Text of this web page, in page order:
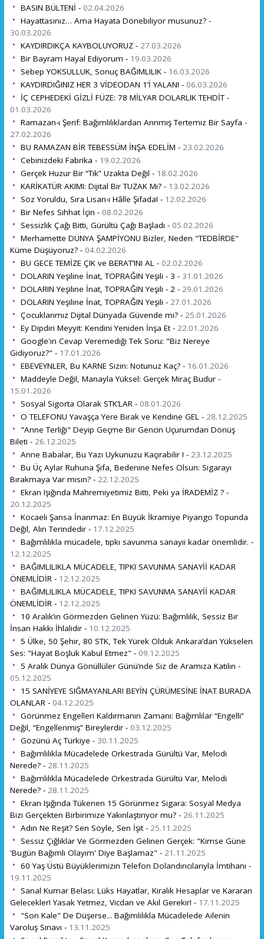
BASIN BÜLTENİ - 02.04.2026
Hayattasınız… Ama Hayata Dönebiliyor musunuz? -
30.03.2026
KAYDIRDIKÇA KAYBOLUYORUZ - 27.03.2026
Bir Bayram Hayal Ediyorum - 19.03.2026
Sebep YOKSULLUK, Sonuç BAĞIMLILIK - 16.03.2026
KAYDIRDIĞINIZ HER 3 VİDEODAN 1’İ YALAN! - 06.03.2026
İÇ CEPHEDEKİ GİZLİ FÜZE: 78 MİLYAR DOLARLIK TEHDİT -
01.03.2026
Ramazan-ı Şerif: Bağımlılıklardan Arınmış Tertemiz Bir Sayfa -
27.02.2026
BU RAMAZAN BİR TEBESSÜM İNŞA EDELİM - 23.02.2026
Cebinizdeki Fabrika - 19.02.2026
Gerçek Huzur Bir “Tık” Uzakta Değil - 18.02.2026
KARİKATÜR AKIMI: Dijital Bir TUZAK Mı? - 13.02.2026
Söz Yoruldu, Sıra Lisan-ı Hâlle Şifada! - 12.02.2026
Bir Nefes Sıhhat İçin - 08.02.2026
Sessizlik Çağı Bitti, Gürültü Çağı Başladı - 05.02.2026
Merhamette DÜNYA ŞAMPİYONU Bizler, Neden "TEDBİRDE"
Küme Düşüyoruz? - 04.02.2026
BU GECE TEMİZE ÇIK ve BERAT’INI AL - 02.02.2026
DOLARIN Yeşiline İnat, TOPRAĞIN Yeşili - 3 - 31.01.2026
DOLARIN Yeşiline İnat, TOPRAĞIN Yeşili - 2 - 29.01.2026
DOLARIN Yeşiline İnat, TOPRAĞIN Yeşili - 27.01.2026
Çocuklarımız Dijital Dünyada Güvende mi? - 25.01.2026
Ey Dipdiri Meyyit: Kendini Yeniden İnşa Et - 22.01.2026
Google'ın Cevap Veremediği Tek Soru: "Biz Nereye
Gidiyoruz?" - 17.01.2026
EBEVEYNLER, Bu KARNE Sizin: Notunuz Kaç? - 16.01.2026
Maddeyle Değil, Manayla Yüksel: Gerçek Miraç Budur -
15.01.2026
Sosyal Sigorta Olarak STK’LAR - 08.01.2026
O TELEFONU Yavaşça Yere Bırak ve Kendine GEL - 28.12.2025
"Anne Terliği" Deyip Geçme Bir Gencin Uçurumdan Dönüş
Bileti - 26.12.2025
Anne Babalar, Bu Yazı Uykunuzu Kaçırabilir ! - 23.12.2025
Bu Üç Aylar Ruhuna Şifa, Bedenine Nefes Olsun: Sigarayı
Bırakmaya Var mısın? - 22.12.2025
Ekran Işığında Mahremiyetimiz Bitti, Peki ya İRADEMİZ ? -
20.12.2025
Kocaeli Şansa İnanmaz: En Büyük İkramiye Piyango Topunda
Değil, Alın Terindedir - 17.12.2025
Bağımlılıkla mücadele, tıpkı savunma sanayii kadar önemlidir. -
12.12.2025
BAĞIMLILIKLA MÜCADELE, TIPKI SAVUNMA SANAYİİ KADAR
ÖNEMLİDİR - 12.12.2025
BAĞIMLILIKLA MÜCADELE, TIPKI SAVUNMA SANAYİİ KADAR
ÖNEMLİDİR - 12.12.2025
10 Aralık’ın Görmezden Gelinen Yüzü: Bağımlılık, Sessiz Bir
İnsan Hakkı İhlalidir - 10.12.2025
5 Ülke, 50 Şehir, 80 STK, Tek Yürek Olduk Ankara’dan Yükselen
Ses: "Hayat Boşluk Kabul Etmez" - 09.12.2025
5 Aralık Dünya Gönüllüler Günü’nde Siz de Aramıza Katılın -
05.12.2025
15 SANİYEYE SIĞMAYANLAR! BEYİN ÇÜRÜMESİNE İNAT BURADA
OLANLAR - 04.12.2025
Görünmez Engelleri Kaldırmanın Zamanı: Bağımlılar “Engelli”
Değil, “Engellenmiş” Bireylerdir - 03.12.2025
Gözünü Aç Türkiye - 30.11.2025
Bağımlılıkla Mücadelede Orkestrada Gürültü Var, Melodi
Nerede? - 28.11.2025
Bağımlılıkla Mücadelede Orkestrada Gürültü Var, Melodi
Nerede? - 28.11.2025
Ekran Işığında Tükenen 15 Görünmez Sigara: Sosyal Medya
Bizi Gerçekten Birbirimize Yakınlaştırıyor mu? - 26.11.2025
Adın Ne Reşit? Sen Söyle, Sen İşit - 25.11.2025
Sessiz Çığlıklar Ve Görmezden Gelinen Gerçek: "Kimse Güne
'Bugün Bağımlı Olayım' Diye Başlamaz" - 21.11.2025
60 Yaş Üstü Büyüklerimizin Telefon Dolandırıcılarıyla İmtihanı -
19.11.2025
Sanal Kumar Belası: Lüks Hayatlar, Kiralık Hesaplar ve Kararan
Gelecekler! Yasak Yetmez, Vicdan ve Akıl Gerekir! - 17.11.2025
"Son Kale" De Düşerse... Bağımlılıkla Mücadelede Ailenin
Varoluş Sınavı - 13.11.2025